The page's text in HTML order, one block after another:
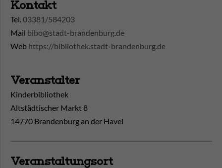
Kontakt
Tel.03381/584203
Mail bibo@stadt-brandenburg.de
Web https://bibliothek.stadt-brandenburg.de
Veranstalter
Kinderbibliothek
Altstädtischer Markt 8
14770 Brandenburg an der Havel
Veranstaltungsort